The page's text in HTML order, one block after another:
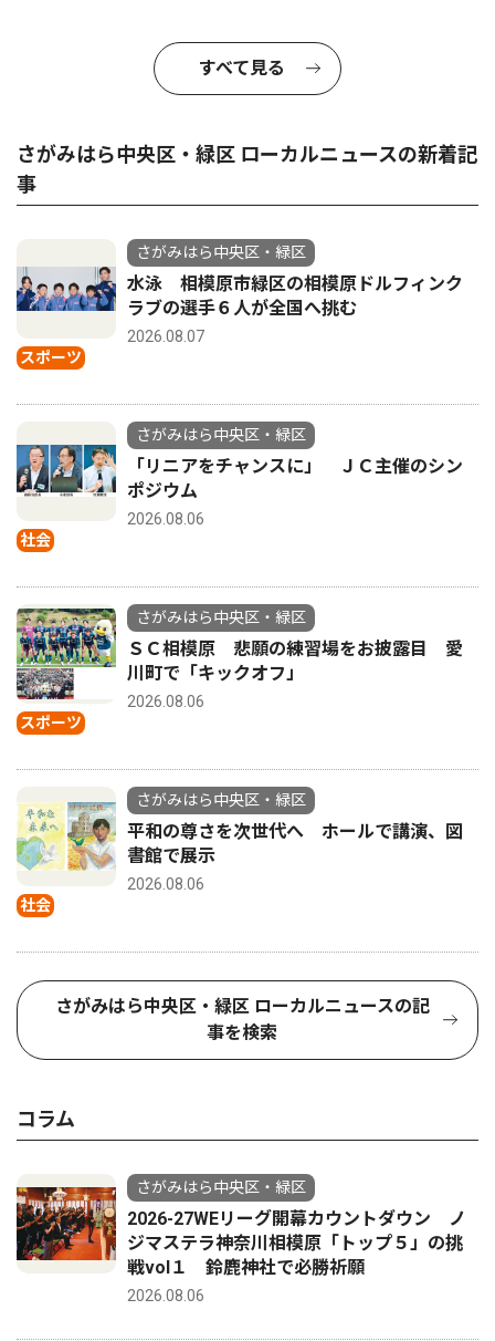
すべて見る
さがみはら中央区・緑区 ローカルニュースの新着記
事
スポーツ
さがみはら中央区・緑区
水泳 相模原市緑区の相模原ドルフィンク
ラブの選手６人が全国へ挑む
2026.08.07
社会
さがみはら中央区・緑区
「リニアをチャンスに」 ＪＣ主催のシン
ポジウム
2026.08.06
スポーツ
さがみはら中央区・緑区
ＳＣ相模原 悲願の練習場をお披露目 愛
川町で「キックオフ」
2026.08.06
社会
さがみはら中央区・緑区
平和の尊さを次世代へ ホールで講演、図
書館で展示
2026.08.06
さがみはら中央区・緑区 ローカルニュースの記
事を検索
コラム
さがみはら中央区・緑区
2026-27WEリーグ開幕カウントダウン ノ
ジマステラ神奈川相模原「トップ５」の挑
戦vol１ 鈴鹿神社で必勝祈願
2026.08.06